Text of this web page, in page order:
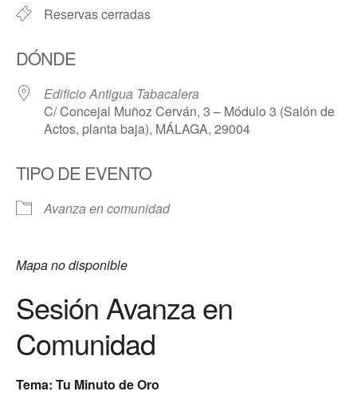
Reservas cerradas
DÓNDE
Edificio Antigua Tabacalera
C/ Concejal Muñoz Cerván, 3 – Módulo 3 (Salón de
Actos, planta baja), MÁLAGA, 29004
TIPO DE EVENTO
Avanza en comunidad
Mapa no disponible
Sesión Avanza en
Comunidad
Tema: Tu Minuto de Oro